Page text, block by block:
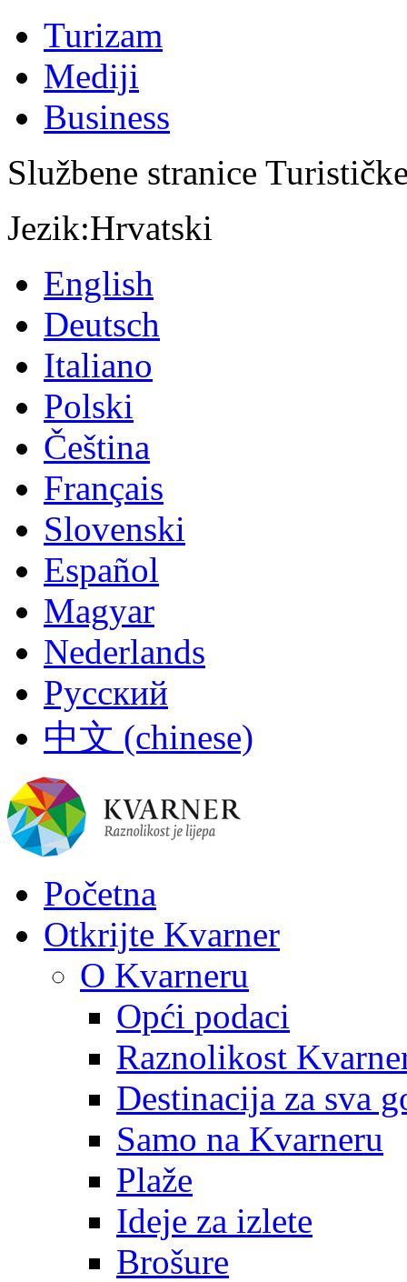
Turizam
Mediji
Business
Službene stranice
Jezik:Hrvatski
English
Deutsch
Italiano
Polski
Čeština
Français
Slovenski
Español
Magyar
Nederlands
Русский
中文 (chinese)
Početna
Otkrijte Kvarner
O Kvarneru
Opći podaci
Raznolikost
Destinacija za sva
Samo na Kvarneru
Plaže
Ideje za izlete
Brošure